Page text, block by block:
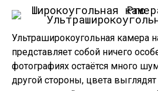
Ультраширокоугольная камера
представляет собой ничего
фотографиях остаётся много
другой стороны, цвета